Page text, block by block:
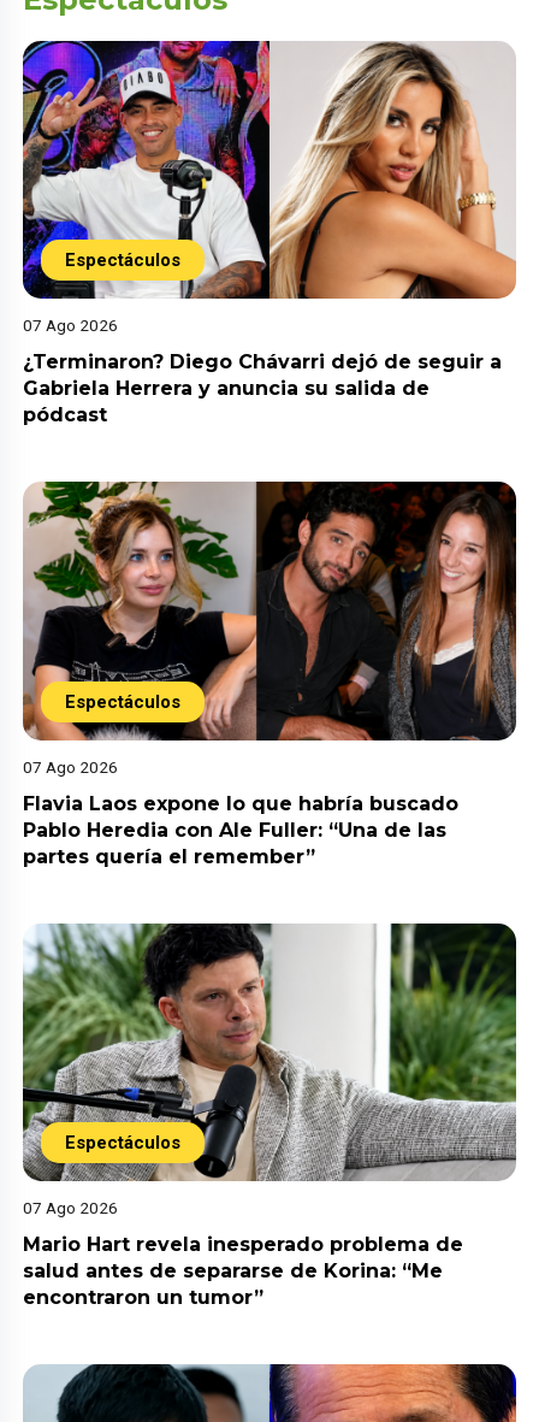
Espectáculos
07 Ago 2026
¿Terminaron? Diego Chávarri dejó de seguir a
Gabriela Herrera y anuncia su salida de
pódcast
Espectáculos
07 Ago 2026
Flavia Laos expone lo que habría buscado
Pablo Heredia con Ale Fuller: “Una de las
partes quería el remember”
Espectáculos
07 Ago 2026
Mario Hart revela inesperado problema de
salud antes de separarse de Korina: “Me
encontraron un tumor”